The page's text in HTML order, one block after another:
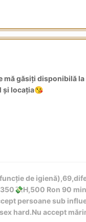
mă găsiți disponibilă
și locația😘
de
💸H,500 Ron 90
persoane sub
hard.Nu accept